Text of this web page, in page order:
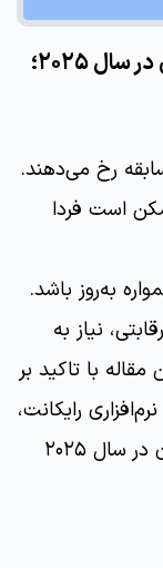
۱۰ مهارت ضروری برای برنامه‌نویسان در سال ۲۰۲۵؛
رخ می‌دهند.
است فردا
به‌روز باشد.
رقابتی، نیاز به
با تاکید بر
رایکانت،
به بررسی ۱۰ مهارت ضروری برنامه‌نویسان در سال ۲۰۲۵